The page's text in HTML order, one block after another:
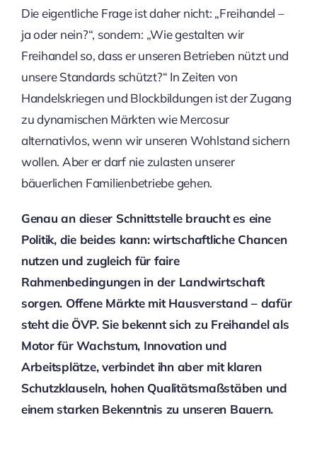
Die eigentliche Frage ist daher nicht: „Freihandel –
ja oder nein?“, sondern: „Wie gestalten wir
Freihandel so, dass er unseren Betrieben nützt und
unsere Standards schützt?“ In Zeiten von
Handelskriegen und Blockbildungen ist der Zugang
zu dynamischen Märkten wie Mercosur
alternativlos, wenn wir unseren Wohlstand sichern
wollen. Aber er darf nie zulasten unserer
bäuerlichen Familienbetriebe gehen.
Genau an dieser Schnittstelle braucht es eine
Politik, die beides kann: wirtschaftliche Chancen
nutzen und zugleich für faire
Rahmenbedingungen in der Landwirtschaft
sorgen. Offene Märkte mit Hausverstand – dafür
steht die ÖVP. Sie bekennt sich zu Freihandel als
Motor für Wachstum, Innovation und
Arbeitsplätze, verbindet ihn aber mit klaren
Schutzklauseln, hohen Qualitätsmaßstäben und
einem starken Bekenntnis zu unseren Bauern.